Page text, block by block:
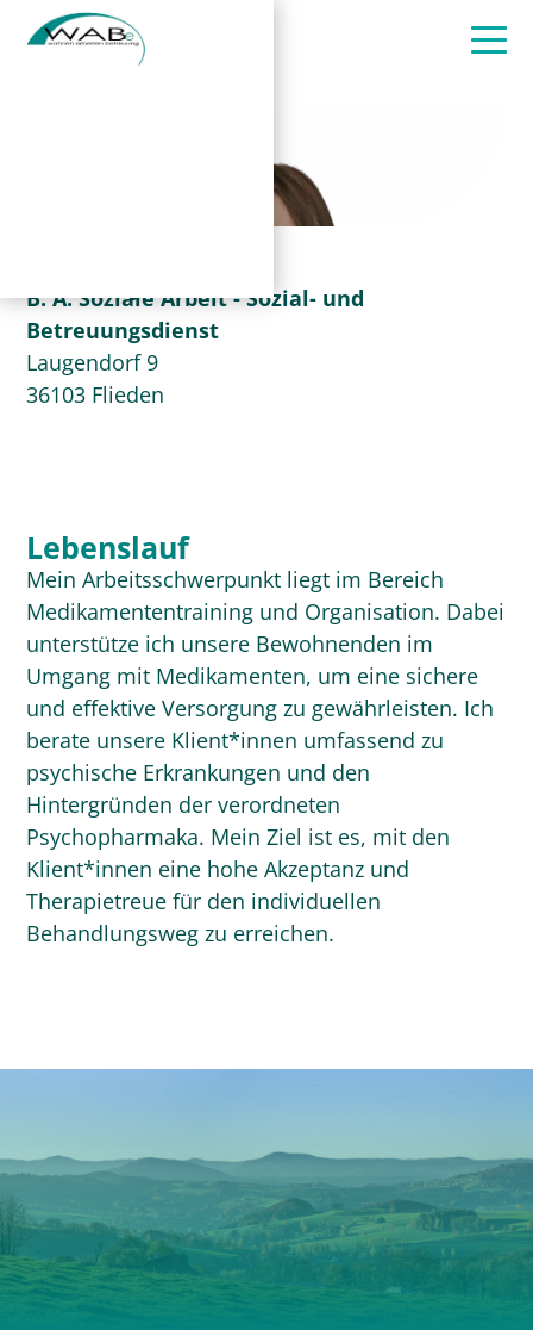
B. A. Soziale Arbeit - Sozial- und
Betreuungsdienst
Laugendorf 9
36103 Flieden
Lebenslauf
Mein Arbeitsschwerpunkt liegt im Bereich
Medikamententraining und Organisation. Dabei
unterstütze ich unsere Bewohnenden im
Umgang mit Medikamenten, um eine sichere
und effektive Versorgung zu gewährleisten. Ich
berate unsere Klient*innen umfassend zu
psychische Erkrankungen und den
Hintergründen der verordneten
Psychopharmaka. Mein Ziel ist es, mit den
Klient*innen eine hohe Akzeptanz und
Therapietreue für den individuellen
Behandlungsweg zu erreichen.